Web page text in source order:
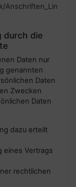
Anschriften_Lin
durch die
Daten nur
genannten
Daten
Zwecken
Daten
dazu erteilt
eines Vertrags
rechtlichen